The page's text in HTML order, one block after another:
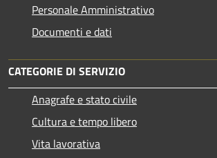
Personale Amministrativo
Documenti e dati
CATEGORIE DI SERVIZIO
Anagrafe e stato civile
Cultura e tempo libero
Vita lavorativa